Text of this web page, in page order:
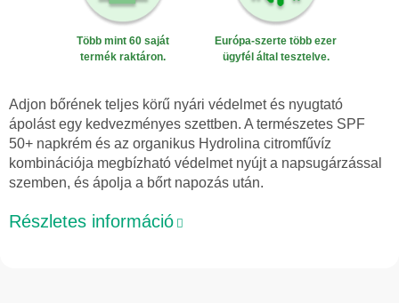
Több mint 60 saját
termék raktáron.
Európa-szerte több ezer
ügyfél által tesztelve.
Adjon bőrének teljes körű nyári védelmet és nyugtató
ápolást egy kedvezményes szettben. A természetes SPF
50+ napkrém és az organikus Hydrolina citromfűvíz
kombinációja megbízható védelmet nyújt a napsugárzással
szemben, és ápolja a bőrt napozás után.
Részletes információ